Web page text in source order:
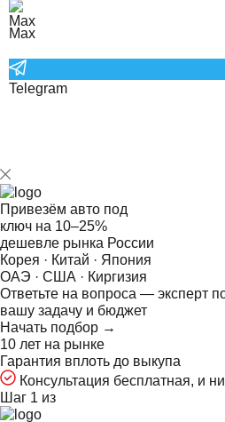
Max
Telegram
Привезём авто под
ключ на 10–25%
дешевле рынка России
Корея · Китай · Япония
ОАЭ · США · Киргизия
Ответьте на вопроса — эксперт
вашу задачу и бюджет
Начать подбор →
10 лет на рынке
Гарантия вплоть до выкупа
Консультация бесплатная, и
Шаг 1 из